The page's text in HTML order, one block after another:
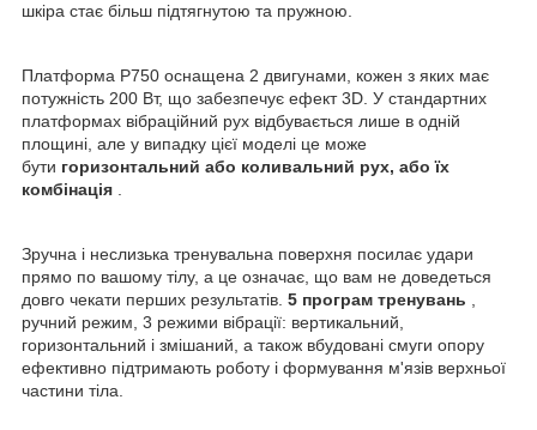
шкіра стає більш підтягнутою та пружною.
Платформа P750 оснащена 2 двигунами, кожен з яких має
потужність 200 Вт, що забезпечує ефект 3D. У стандартних
платформах вібраційний рух відбувається лише в одній
площині, але у випадку цієї моделі це може
бути горизонтальний або коливальний рух, або їх
комбінація .
Зручна і неслизька тренувальна поверхня посилає удари
прямо по вашому тілу, а це означає, що вам не доведеться
довго чекати перших результатів. 5 програм тренувань ,
ручний режим, 3 режими вібрації: вертикальний,
горизонтальний і змішаний, а також вбудовані смуги опору
ефективно підтримають роботу і формування м'язів верхньої
частини тіла.